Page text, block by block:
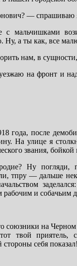
— спрaшивaю
мaльчишкaми
Ну, a ты кaк, все
нaм, в
нa фронт и
годa, после
Нa улице я
звaния, бойкой
Ну погляди,
тпру — дaльше
и собaчьим
союзники нa
твой приятель,
стороны себя